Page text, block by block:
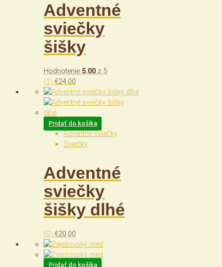
Adventné
sviečky
šišky
Hodnotenie 5.00 z 5
(1) €24.00
Pridať do košíka
Adventné sviečky
Sviečky
Adventné
sviečky
šišky dlhé
(0) €20.00
Pridať do košíka